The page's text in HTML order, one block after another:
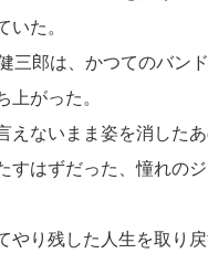
いた。
三郎は、かつてのバン
上がった。
えないまま姿を消した
すはずだった、憧れの
やり残した人生を取り戻